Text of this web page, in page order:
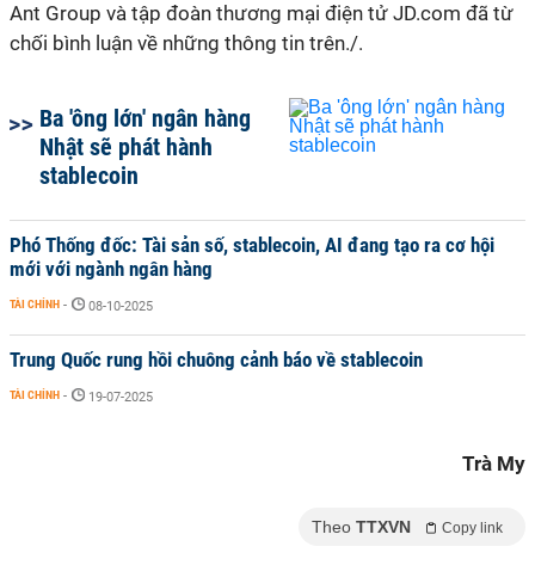
Ant Group và tập đoàn thương mại điện tử JD.com đã từ
chối bình luận về những thông tin trên./.
Ba 'ông lớn' ngân hàng
Nhật sẽ phát hành
stablecoin
Phó Thống đốc: Tài sản số, stablecoin, AI đang tạo ra cơ hội
mới với ngành ngân hàng
TÀI CHÍNH - 08-10-2025
Trung Quốc rung hồi chuông cảnh báo về stablecoin
TÀI CHÍNH - 19-07-2025
Trà My
Theo TTXVN Copy link